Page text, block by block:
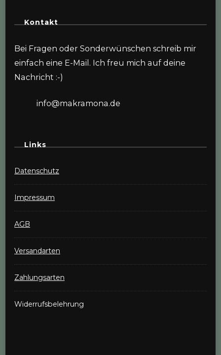
Kontakt
Bei Fragen oder Sonderwünschen schreib mir
einfach eine E-Mail. Ich freu mich auf deine
Nachricht :-)
info@makramona.de
Links
Datenschutz
Impressum
AGB
Versandarten
Zahlungsarten
Widerrufsbelehrung